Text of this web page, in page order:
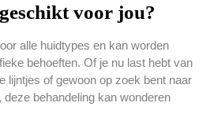
voor jou?
alle huidtypes en kan worden
behoeften. Of je nu last hebt van
lijntjes of gewoon op zoek bent naar
behandeling kan wonderen